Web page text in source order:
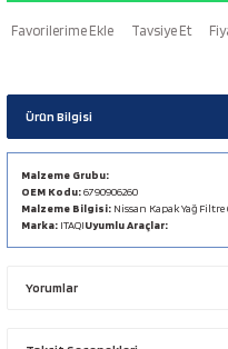
Tavsiye Et
Ürün Bilgisi
Malzeme Grubu:
OEM Kodu:6790906260
Malzeme Bilgisi: Nissan Kapak Yağ Filtre
Marka: ITAQIUyumlu Araçlar:
Yorumlar